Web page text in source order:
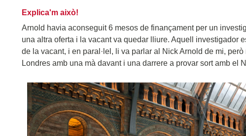
Explica'm això!
Arnold havia aconseguit 6 mesos de finançament per un
una altra oferta i la vacant va quedar lliure. Aquell investigador
de la vacant, i en paral·lel, li va parlar al Nick Arnold de mi,
Londres amb una mà davant i una darrere a provar sort amb el